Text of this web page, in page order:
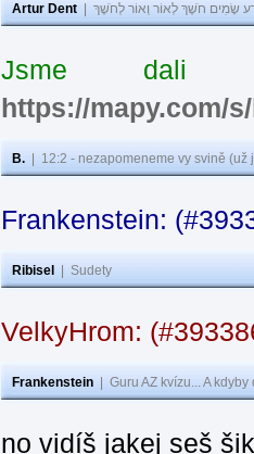
Artur Dent שָׂמִים חֹשֶׁךְ לְאוֹר וְאוֹר לְחֹשֶׁךְ
Jsme dali
https://mapy.com/
B. 12:2 - nezapomeneme vy svině
Frankenstein:
Ribisel Sudety
VelkyHrom:
Frankenstein Guru AZ kvízu... A
no vidíš jakej seš